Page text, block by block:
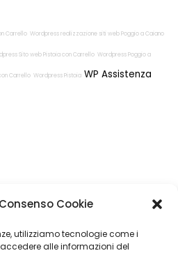
Cookie
utilizziamo tecnologie come i
alle informazioni del
Carrello Wordpress realizzazione siti web Poggio a Caiano
Sito web Pistoia con Carrello Wordpress Poggio a
Carrello Wordpress Pistoia WP Assistenza